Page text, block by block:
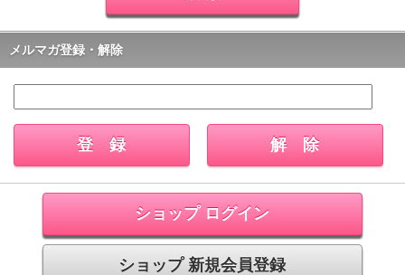
メルマガ登録・解除
ショップ ログイン
ショップ 新規会員登録